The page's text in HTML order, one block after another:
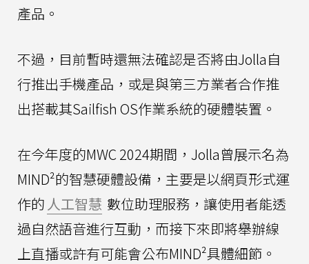
產品。
不過，目前暫時還無法確認是否將由Jolla自
行推出手機產品，或是與第三方業者合作推
出搭載其Sailfish OS作業系統的硬體裝置。
在今年度的MWC 2024期間，Jolla曾展示名為
MIND²的智慧硬體設備，主要是以網頁形式運
作的 人工智慧 數位助理服務，讓使用者能透
過自然語音進行互動，而接下來即將舉辦線
上直播或許有可能會公布MIND²具體細節。